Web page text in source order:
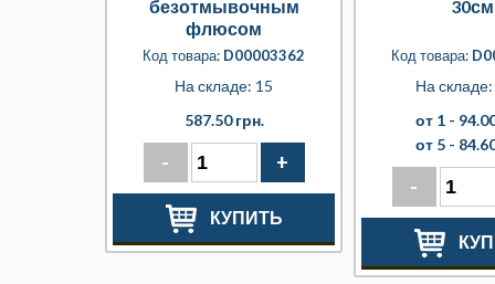
безотмывочным
флюсом
Код товара: D00003362
На складе: 15
587.50 грн.
- +
КУПИТЬ
30см
Код товара:
На
от 1 -
от 5 -
-